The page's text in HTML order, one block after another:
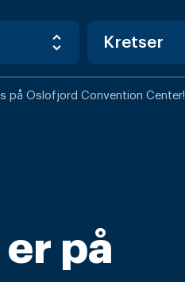
på Oslofjord Convention Center!
på